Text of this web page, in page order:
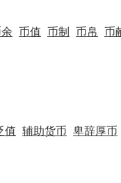
币值 币制 币帛 币
值 辅助货币 卑辞厚币